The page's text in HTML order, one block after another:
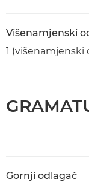
Višenamjenski
1 (višenamjenski
Gornji odlagač